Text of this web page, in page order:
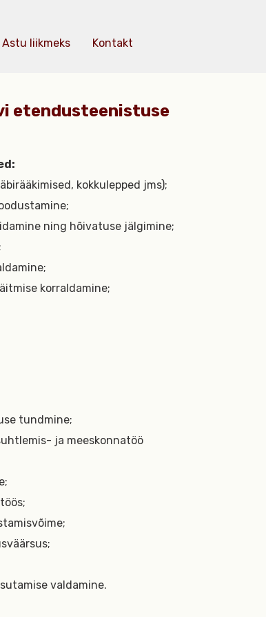
Astu liikmeks Kontakt
etendusteenistuse
kokkulepped jms);
ning hõivatuse jälgimine;
korraldamine;
tundmine;
ja meeskonnatöö
valdamine.